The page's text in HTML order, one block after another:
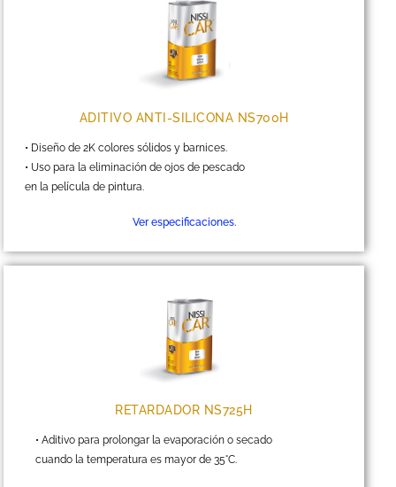
ADITIVO ANTI-SILICONA NS700H
• Diseño de 2K colores sólidos y barnices.
• Uso para la eliminación de ojos de pescado
en la película de pintura.
Ver especificaciones.
RETARDADOR NS725H
• Aditivo para prolongar la evaporación o secado
cuando la temperatura es mayor de 35°C.